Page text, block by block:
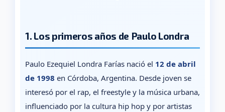
1. Los primeros años de Paulo Londra
Paulo Ezequiel Londra Farías nació el 12 de abril
de 1998 en Córdoba, Argentina. Desde joven se
interesó por el rap, el freestyle y la música urbana,
influenciado por la cultura hip hop y por artistas